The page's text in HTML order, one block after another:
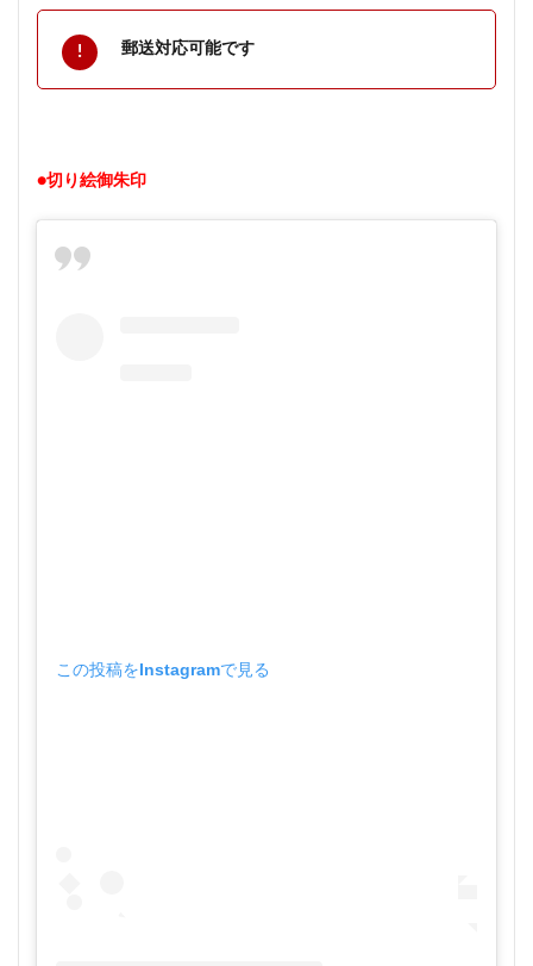
郵送対応可能です
●切り絵御朱印
この投稿をInstagramで見る